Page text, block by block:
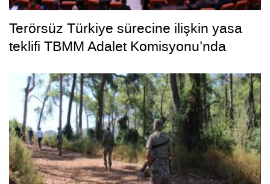
Terörsüz Türkiye sürecine ilişkin yasa
teklifi TBMM Adalet Komisyonu’nda